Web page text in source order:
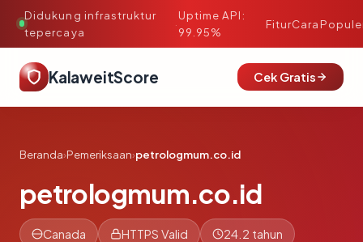
Didukung infrastruktur
tepercaya
·
Uptime API:
99.95%
FiturCara
KalaweitScore Cek Gratis
Beranda›Pemeriksaan›petrologmum.co.id
petrologmum.co.id
Canada HTTPS Valid 24.2 tahun